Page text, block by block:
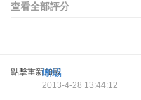
查看全部評分
點擊重新加載
蜥蜴
2013-4-28 13:44:12